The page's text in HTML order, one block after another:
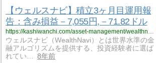
【ウェルスナビ】積立3ヶ月目運用報
告：含み損益－7,055円,－71.82ドル
https://kashiwanchi.com/asset-management/wealthnavi/3-month-operation-report/
ウェルスナビ（WealthNavi）とは世界水準の金
融アルゴリズムを提供する、投資経験者に選ば
れてい…
8年前